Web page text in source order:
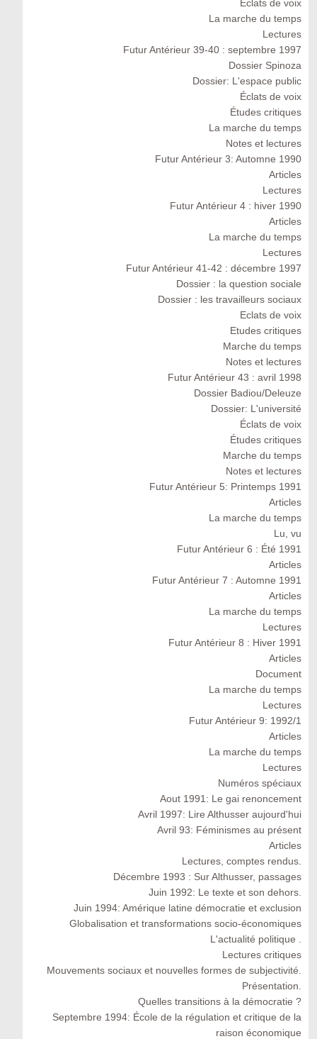
Eclats de voix
La marche du temps
Lectures
Futur Antérieur 39-40 : septembre 1997
Dossier Spinoza
Dossier: L'espace public
Éclats de voix
Études critiques
La marche du temps
Notes et lectures
Futur Antérieur 3: Automne 1990
Articles
Lectures
Futur Antérieur 4 : hiver 1990
Articles
La marche du temps
Lectures
Futur Antérieur 41-42 : décembre 1997
Dossier : la question sociale
Dossier : les travailleurs sociaux
Eclats de voix
Etudes critiques
Marche du temps
Notes et lectures
Futur Antérieur 43 : avril 1998
Dossier Badiou/Deleuze
Dossier: L'université
Éclats de voix
Études critiques
Marche du temps
Notes et lectures
Futur Antérieur 5: Printemps 1991
Articles
La marche du temps
Lu, vu
Futur Antérieur 6 : Été 1991
Articles
Futur Antérieur 7 : Automne 1991
Articles
La marche du temps
Lectures
Futur Antérieur 8 : Hiver 1991
Articles
Document
La marche du temps
Lectures
Futur Antérieur 9: 1992/1
Articles
La marche du temps
Lectures
Numéros spéciaux
Aout 1991: Le gai renoncement
Avril 1997: Lire Althusser aujourd'hui
Avril 93: Féminismes au présent
Articles
Lectures, comptes rendus.
Décembre 1993 : Sur Althusser, passages
Juin 1992: Le texte et son dehors.
Juin 1994: Amérique latine démocratie et exclusion
Globalisation et transformations socio-économiques
L'actualité politique .
Lectures critiques
Mouvements sociaux et nouvelles formes de subjectivité.
Présentation.
Quelles transitions à la démocratie ?
Septembre 1994: École de la régulation et critique de la
raison économique